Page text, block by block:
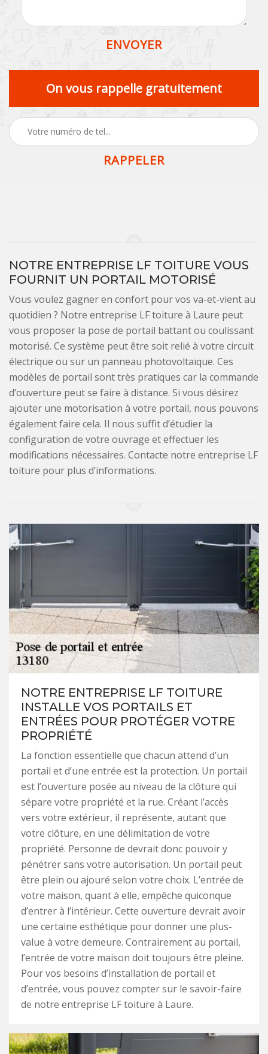
On vous rappelle gratuitement
NOTRE ENTREPRISE LF TOITURE VOUS
FOURNIT UN PORTAIL MOTORISÉ
Vous voulez gagner en confort pour vos va-et-vient au
quotidien ? Notre entreprise LF toiture à Laure peut
vous proposer la pose de portail battant ou coulissant
motorisé. Ce système peut être soit relié à votre circuit
électrique ou sur un panneau photovoltaïque. Ces
modèles de portail sont très pratiques car la commande
d’ouverture peut se faire à distance. Si vous désirez
ajouter une motorisation à votre portail, nous pouvons
également faire cela. Il nous suffit d’étudier la
configuration de votre ouvrage et effectuer les
modifications nécessaires. Contacte notre entreprise LF
toiture pour plus d’informations.
NOTRE ENTREPRISE LF TOITURE
INSTALLE VOS PORTAILS ET
ENTRÉES POUR PROTÉGER VOTRE
PROPRIÉTÉ
La fonction essentielle que chacun attend d’un
portail et d’une entrée est la protection. Un portail
est l’ouverture posée au niveau de la clôture qui
sépare votre propriété et la rue. Créant l’accès
vers votre extérieur, il représente, autant que
votre clôture, en une délimitation de votre
propriété. Personne de devrait donc pouvoir y
pénétrer sans votre autorisation. Un portail peut
être plein ou ajouré selon votre choix. L’entrée de
votre maison, quant à elle, empêche quiconque
d’entrer à l’intérieur. Cette ouverture devrait avoir
une certaine esthétique pour donner une plus-
value à votre demeure. Contrairement au portail,
l’entrée de votre maison doit toujours être pleine.
Pour vos besoins d’installation de portail et
d’entrée, vous pouvez compter sur le savoir-faire
de notre entreprise LF toiture à Laure.